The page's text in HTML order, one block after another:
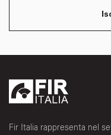
Fir Italia rappresenta nel